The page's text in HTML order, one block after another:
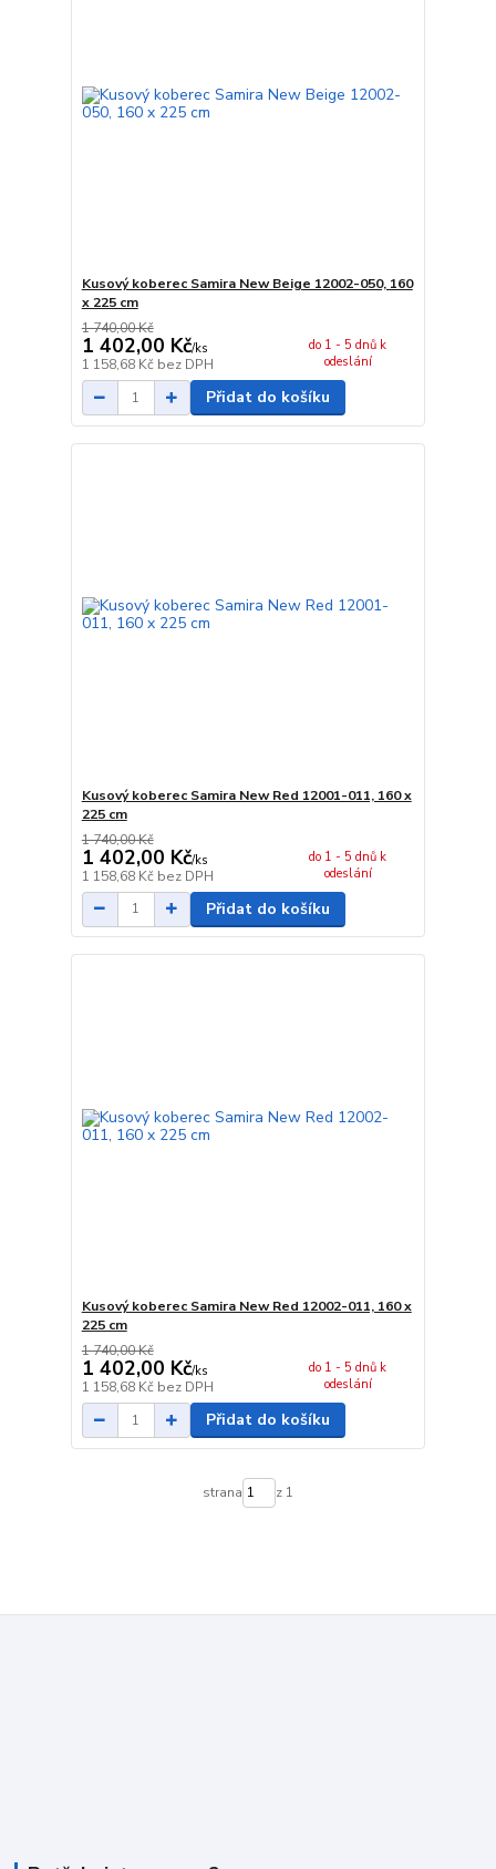
Kusový koberec Samira New Beige 12002-050, 160
x 225 cm
1 740,00 Kč
1 402,00 Kč/ks
1 158,68 Kč bez DPH
do 1 - 5 dnů k
odeslání
Přidat do košíku
Kusový koberec Samira New Red 12001-011, 160 x
225 cm
1 740,00 Kč
1 402,00 Kč/ks
1 158,68 Kč bez DPH
do 1 - 5 dnů k
odeslání
Přidat do košíku
Kusový koberec Samira New Red 12002-011, 160 x
225 cm
1 740,00 Kč
1 402,00 Kč/ks
1 158,68 Kč bez DPH
do 1 - 5 dnů k
odeslání
Přidat do košíku
strana z 1